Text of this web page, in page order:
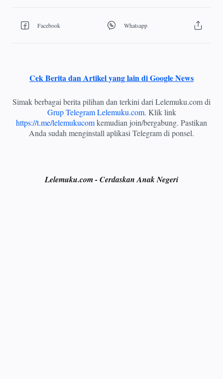
Cek Berita dan Artikel yang lain di Google News
Simak berbagai berita pilihan dan terkini dari Lelemuku.com di
Grup Telegram Lelemuku.com. Klik link
https://t.me/lelemukucomkemudian join/bergabung. Pastikan
Anda sudah menginstall aplikasi Telegram di ponsel.
Lelemuku.com - Cerdaskan Anak Negeri